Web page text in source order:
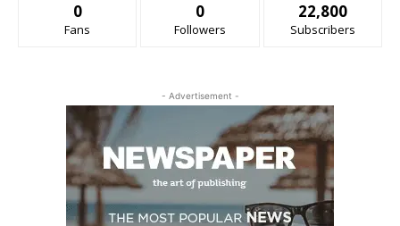
0
Fans
0
Followers
22,800
Subscribers
- Advertisement -